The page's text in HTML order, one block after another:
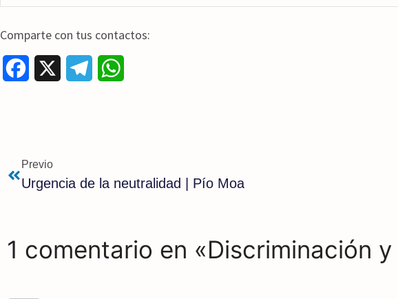
Comparte con tus contactos:
k
m
p
Previo
Urgencia de la neutralidad | Pío Moa
1 comentario en «Discriminación